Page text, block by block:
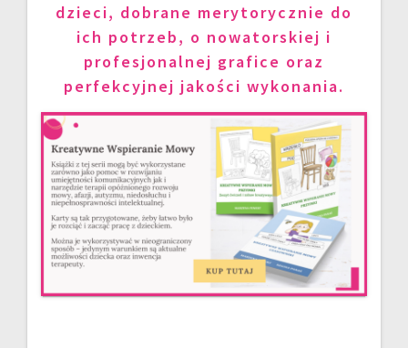
dzieci, dobrane merytorycznie do
ich potrzeb, o nowatorskiej i
profesjonalnej grafice oraz
perfekcyjnej jakości wykonania.